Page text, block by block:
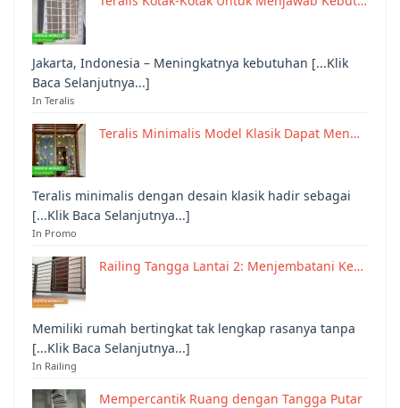
Jakarta, Indonesia – Meningkatnya kebutuhan [...Klik
Baca Selanjutnya...]
In Teralis
Teralis Minimalis Model Klasik Dapat Men…
Teralis minimalis dengan desain klasik hadir sebagai
[...Klik Baca Selanjutnya...]
In Promo
Railing Tangga Lantai 2: Menjembatani Ke…
Memiliki rumah bertingkat tak lengkap rasanya tanpa
[...Klik Baca Selanjutnya...]
In Railing
Mempercantik Ruang dengan Tangga Putar